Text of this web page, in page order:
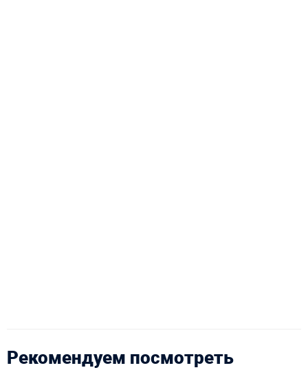
Рекомендуем посмотреть